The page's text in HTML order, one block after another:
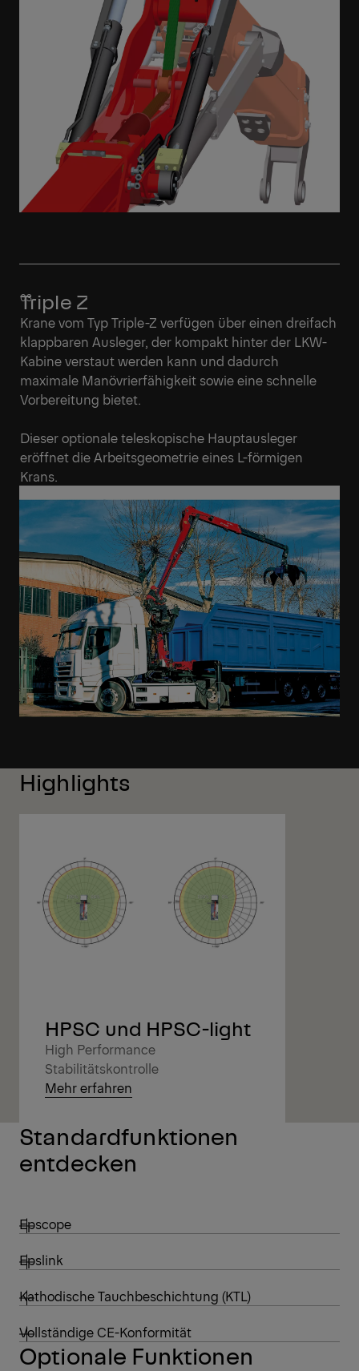
Triple Z
Krane vom Typ Triple-Z verfügen über einen dreifach
klappbaren Ausleger, der kompakt hinter der LKW-
Kabine verstaut werden kann und dadurch
maximale Manövrierfähigkeit sowie eine schnelle
Vorbereitung bietet.
Dieser optionale teleskopische Hauptausleger
eröffnet die Arbeitsgeometrie eines L-förmigen
Krans.
Highlights
HPSC und HPSC-light
High Performance
Stabilitätskontrolle
Mehr erfahren
Standardfunktionen
entdecken
Epscope
Epslink
Kathodische Tauchbeschichtung (KTL)
Vollständige CE-Konformität
Optionale Funktionen